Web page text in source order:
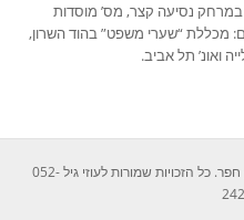
נסיעה קצר, מס’ מוסדות
מכללת “שערי משפט” בהוד השרון,
ואונ’ תל אביב.
© 2026 עוזי גיל, נדלן, מכירה, תיווך, עמק חפר. כל הזכויות שמורות לעוזי גיל 052-